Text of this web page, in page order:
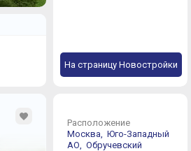
На страницу Новостройки
Расположение
Москва, Юго-Западный
АО, Обручевский